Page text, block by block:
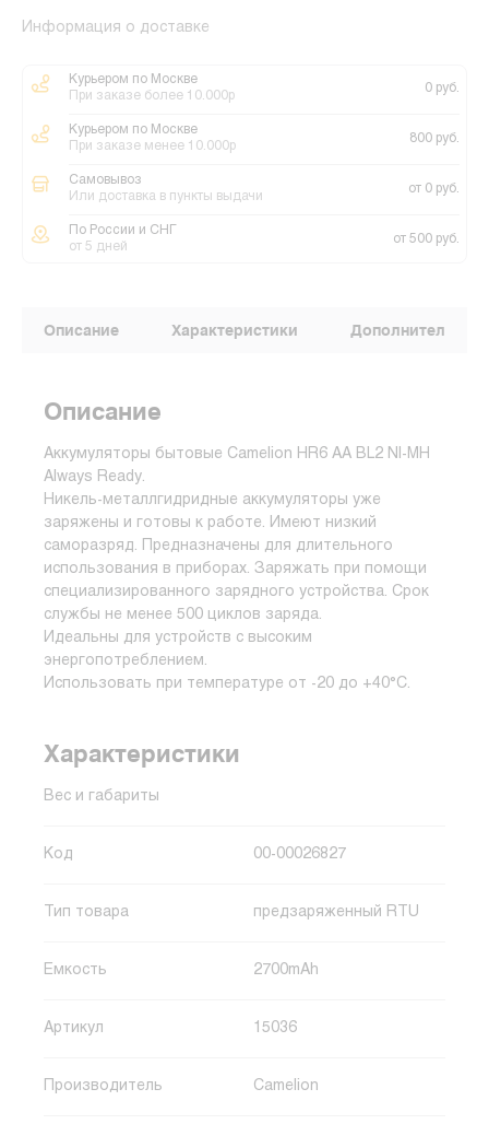
Информация о доставке
Курьером по Москве
При заказе более 10.000р
0 руб.
Курьером по Москве
При заказе менее 10.000р
800 руб.
Самовывоз
Или доставка в пункты выдачи
от 0 руб.
По России и СНГ
от 5 дней
от 500 руб.
Описание Характеристики
Описание
Аккумуляторы бытовые Camelion HR6 AA BL2 NI-MH
Always Ready.
Никель-металлгидридные аккумуляторы уже
заряжены и готовы к работе. Имеют низкий
саморазряд. Предназначены для длительного
использования в приборах. Заряжать при помощи
специализированного зарядного устройства. Срок
службы не менее 500 циклов заряда.
Идеальны для устройств с высоким
энергопотреблением.
Использовать при температуре от -20 до +40°C.
Характеристики
Вес и габариты
Код 00-00026827
Тип товара предзаряженный RTU
Емкость 2700mAh
Артикул 15036
Производитель Camelion